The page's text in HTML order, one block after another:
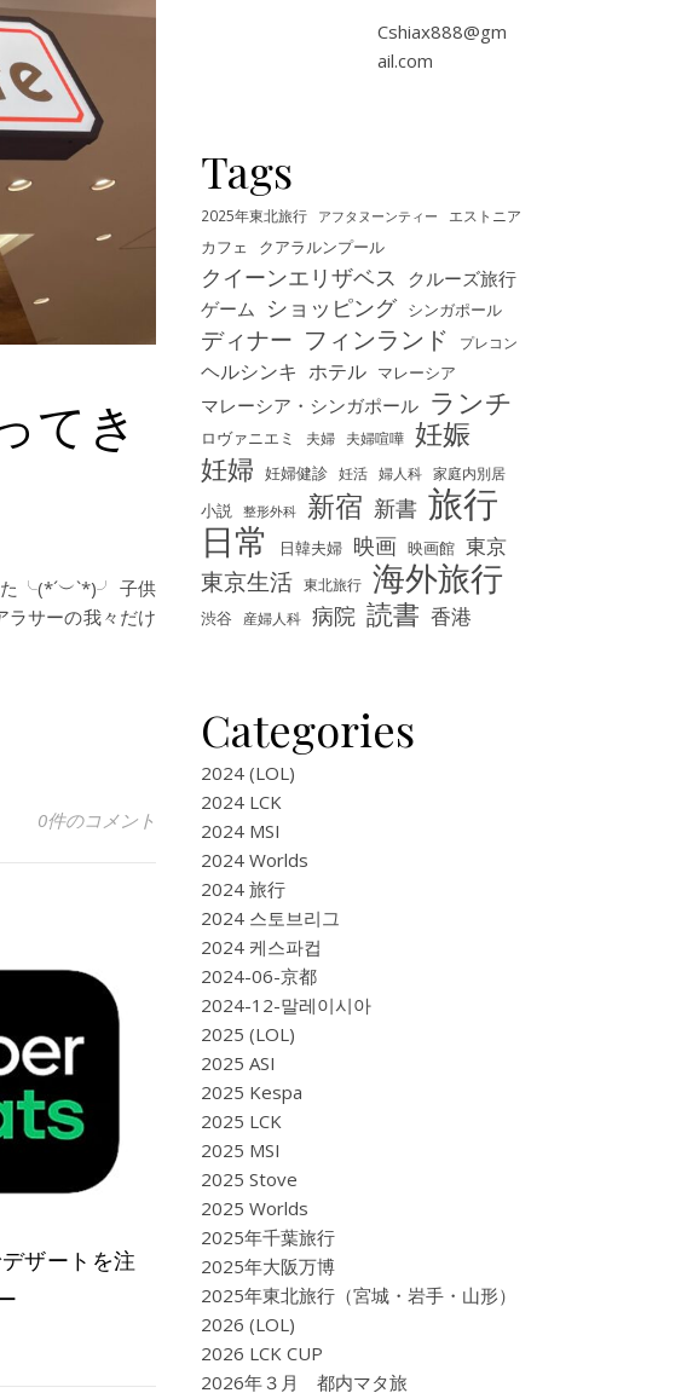
てき
た╰(*´︶`*)╯ 子供
ラサーの我々だけ
0件のコメント
ザートを注
Cshiax888@gm
ail.com
Tags
2025年東北旅行 アフタヌーンティー エストニア
カフェ クアラルンプール
クイーンエリザベス
クルーズ旅行
ゲーム ショッピング シンガポール
ディナー フィンランド プレコン
ヘルシンキ ホテル マレーシア
マレーシア・シンガポール ランチ
ロヴァニエミ 夫婦 夫婦喧嘩 妊娠
妊婦 妊婦健診 妊活 婦人科 家庭内別居
小説 整形外科 新宿 新書 旅行
日常 日韓夫婦 映画 映画館 東京
東京生活 東北旅行 海外旅行
渋谷 産婦人科 病院 読書 香港
Categories
2024 (LOL)
2024 LCK
2024 MSI
2024 Worlds
2024 旅行
2024 스토브리그
2024 케스파컵
2024-06-京都
2024-12-말레이시아
2025 (LOL)
2025 ASI
2025 Kespa
2025 LCK
2025 MSI
2025 Stove
2025 Worlds
2025年千葉旅行
2025年大阪万博
2025年東北旅行（宮城・岩手・山形）
2026 (LOL)
2026 LCK CUP
2026年３月 都内マタ旅